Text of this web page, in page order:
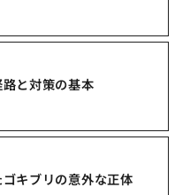
と対策の基本
キブリの意外な正体